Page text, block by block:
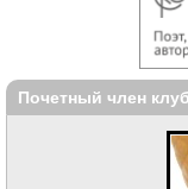
Почетный член